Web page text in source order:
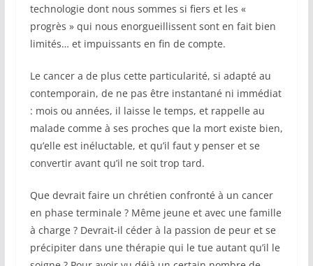
technologie dont nous sommes si fiers et les «
progrès » qui nous enorgueillissent sont en fait bien
limités… et impuissants en fin de compte.
Le cancer a de plus cette particularité, si adapté au
contemporain, de ne pas être instantané ni immédiat
: mois ou années, il laisse le temps, et rappelle au
malade comme à ses proches que la mort existe bien,
qu’elle est inéluctable, et qu’il faut y penser et se
convertir avant qu’il ne soit trop tard.
Que devrait faire un chrétien confronté à un cancer
en phase terminale ? Même jeune et avec une famille
à charge ? Devrait-il céder à la passion de peur et se
précipiter dans une thérapie qui le tue autant qu’il le